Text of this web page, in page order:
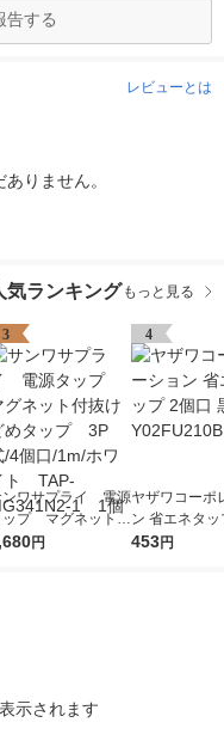
告する
レビューとは
りません。
気ランキング もっと見る
3
ンワサプライ 電源
ップ マグネット付
けどめタップ 3P
円
4
ヤザワコーポ
ン 省エネタ
口 黒
453円
示されます